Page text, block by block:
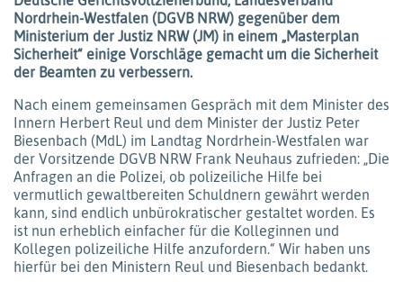
Nordrhein-Westfalen (DGVB NRW) gegenüber dem
Ministerium der Justiz NRW (JM) in einem „Masterplan
Sicherheit“ einige Vorschläge gemacht um die Sicherheit
der Beamten zu verbessern.
Nach einem gemeinsamen Gespräch mit dem Minister des
Innern Herbert Reul und dem Minister der Justiz Peter
Biesenbach (MdL) im Landtag Nordrhein-Westfalen war
der Vorsitzende DGVB NRW Frank Neuhaus zufrieden: „Die
Anfragen an die Polizei, ob polizeiliche Hilfe bei
vermutlich gewaltbereiten Schuldnern gewährt werden
kann, sind endlich unbürokratischer gestaltet worden. Es
ist nun erheblich einfacher für die Kolleginnen und
Kollegen polizeiliche Hilfe anzufordern.“ Wir haben uns
hierfür bei den Ministern Reul und Biesenbach bedankt.